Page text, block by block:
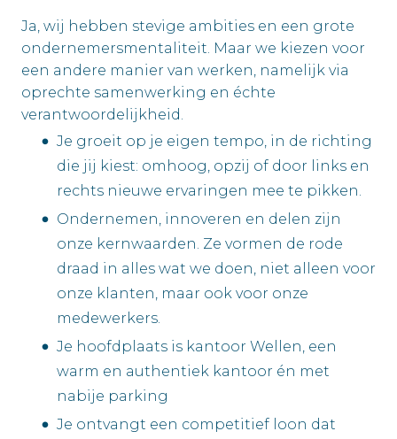
Ja, wij hebben stevige ambities en een grote
ondernemersmentaliteit. Maar we kiezen voor
een andere manier van werken, namelijk via
oprechte samenwerking en échte
verantwoordelijkheid.
Je groeit op je eigen tempo, in de richting
die jij kiest: omhoog, opzij of door links en
rechts nieuwe ervaringen mee te pikken.
Ondernemen, innoveren en delen zijn
onze kernwaarden. Ze vormen de rode
draad in alles wat we doen, niet alleen voor
onze klanten, maar ook voor onze
medewerkers.
Je hoofdplaats is kantoor Wellen, een
warm en authentiek kantoor én met
nabije parking
Je ontvangt een competitief loon dat